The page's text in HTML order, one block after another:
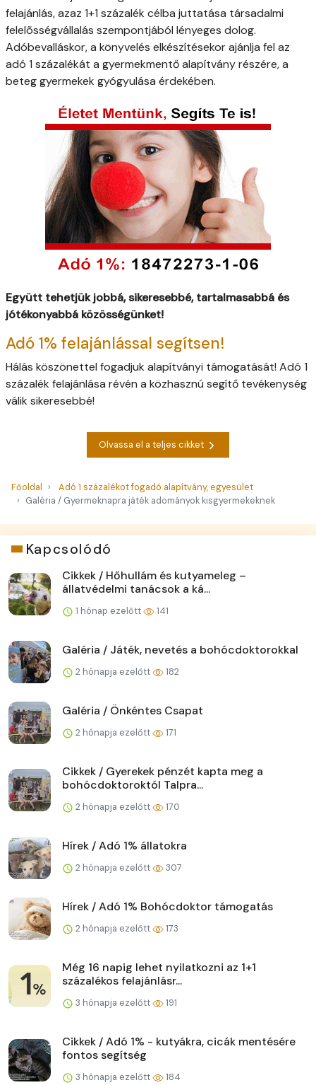
felajánlás, azaz 1+1 százalék célba juttatása társadalmi
felelõsségvállalás szempontjából lényeges dolog.
Adóbevalláskor, a könyvelés elkészítésekor ajánlja fel az
adó 1 százalékát a gyermekmentő alapítvány részére, a
beteg gyermekek gyógyulása érdekében.
Együtt tehetjük jobbá, sikeresebbé, tartalmasabbá és
jótékonyabbá közösségünket!
Adó 1% felajánlással segítsen!
Hálás köszönettel fogadjuk alapítványi támogatását! Adó 1
százalék felajánlása révén a közhasznú segítő tevékenység
válik sikeresebbé!
Olvassa el a teljes cikket
Főoldal
Adó 1 százalékot fogadó alapítvány, egyesület
Galéria / Gyermeknapra játék adományok kisgyermekeknek
Kapcsolódó
Cikkek / Hőhullám és kutyameleg –
állatvédelmi tanácsok a ká...
1 hónap ezelőtt 141
Galéria / Játék, nevetés a bohócdoktorokkal
2 hónapja ezelőtt 182
Galéria / Önkéntes Csapat
2 hónapja ezelőtt 171
Cikkek / Gyerekek pénzét kapta meg a
bohócdoktoroktól Talpra...
2 hónapja ezelőtt 170
Hírek / Adó 1% állatokra
2 hónapja ezelőtt 307
Hírek / Adó 1% Bohócdoktor támogatás
2 hónapja ezelőtt 173
Még 16 napig lehet nyilatkozni az 1+1
százalékos felajánlásr...
3 hónapja ezelőtt 191
Cikkek / Adó 1% - kutyákra, cicák mentésére
fontos segítség
3 hónapja ezelőtt 184